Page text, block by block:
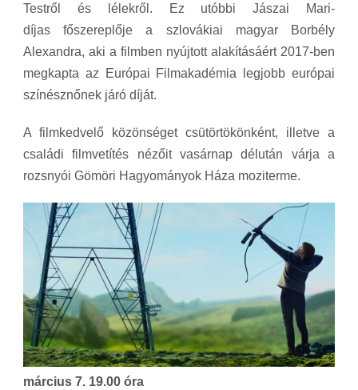
Testről és lélekről. Ez utóbbi Jászai Mari-
díjas főszereplője a szlovákiai magyar Borbély
Alexandra, aki a filmben nyújtott alakításáért 2017-ben
megkapta az Európai Filmakadémia legjobb európai
színésznőnek járó díját.
A filmkedvelő közönséget csütörtökönként, illetve a
családi filmvetítés nézőit vasárnap délután várja a
rozsnyói Gömöri Hagyományok Háza moziterme.
március 7. 19.00 óra